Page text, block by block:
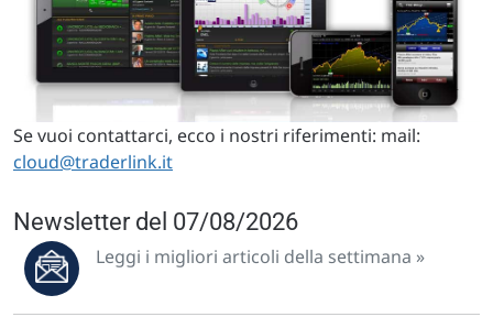
Se vuoi contattarci, ecco i nostri riferimenti: mail:
cloud@traderlink.it
Newsletter del 07/08/2026
Leggi i migliori articoli della settimana »